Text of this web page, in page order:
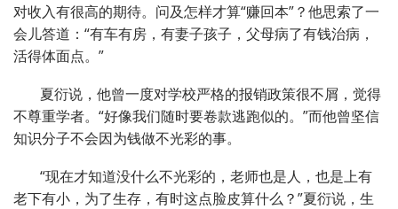
对收入有很高的期待。问及怎样才算“赚回本”？他思索了一
会儿答道：“有车有房，有妻子孩子，父母病了有钱治病，
活得体面点。”
夏衍说，他曾一度对学校严格的报销政策很不屑，觉得
不尊重学者。“好像我们随时要卷款逃跑似的。”而他曾坚信
知识分子不会因为钱做不光彩的事。
“现在才知道没什么不光彩的，老师也是人，也是上有
老下有小，为了生存，有时这点脸皮算什么？”夏衍说，生